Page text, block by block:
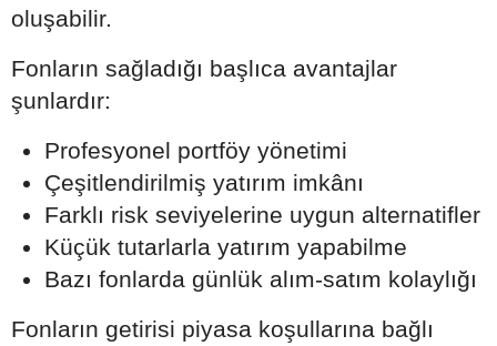
oluşabilir.
Fonların sağladığı başlıca avantajlar
şunlardır:
Profesyonel portföy yönetimi
Çeşitlendirilmiş yatırım imkânı
Farklı risk seviyelerine uygun alternatifler
Küçük tutarlarla yatırım yapabilme
Bazı fonlarda günlük alım-satım kolaylığı
Fonların getirisi piyasa koşullarına bağlı